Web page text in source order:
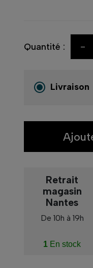
Quantité : -
Livraison
Retrait
magasin
Nantes
De 10h à 19h
1 En stock